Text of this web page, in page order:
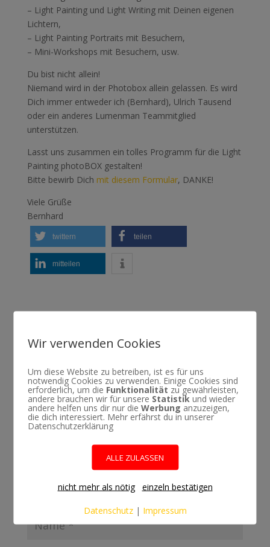
– Light Painting und Light Writing mit Deinen eigenen
Lichtern,
– Light Painting Portraits mit Besuchern,
– Mini-Workshops mit Besuchern, usw.
Du bist nicht allein!
Niemand wird in der Photobox allein gelassen. Es wird
Dich immer entweder ich (Bernhard), Ulrich Tausend
oder ein anderes Lumenman Teammitglied
unterstützen.
Lasst uns zusammen ein tolles Programm für die Light
Painting photoBOX gestalten!
Bitte bewirb Dich mit diesem Formular, DANKE!
Viele Grüße
Bernhard
twittern teilen
mitteilen
Kommentar absenden
Deine E-Mail-Adresse wird nicht veröffentlicht.
Erforderliche Felder sind mit*markiert
Wir verwenden Cookies
Um diese Website zu betreiben, ist es für uns
notwendig Cookies zu verwenden. Einige Cookies sind
erforderlich, um die Funktionalität zu gewährleisten,
andere brauchen wir für unsere Statistik und wieder
andere helfen uns dir nur dieWerbung anzuzeigen,
die dich interessiert. Mehr erfährst du in unserer
Datenschutzerklärung
ALLE ZULASSEN
nicht mehr als nötig einzeln bestätigen
Datenschutz| Impressum